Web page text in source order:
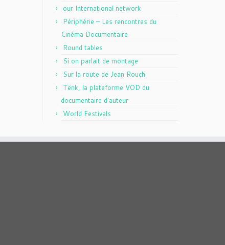
our International network
Périphérie – Les rencontres du
Cinéma Documentaire
Round tables
Si on parlait de montage
Sur la route de Jean Rouch
Tënk, la plateforme VOD du
documentaire d'auteur
World Festivals